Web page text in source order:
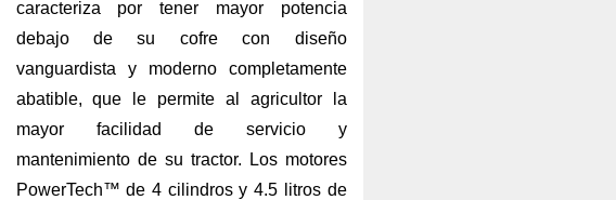
caracteriza por tener mayor potencia
debajo de su cofre con diseño
vanguardista y moderno completamente
abatible, que le permite al agricultor la
mayor facilidad de servicio y
mantenimiento de su tractor. Los motores
PowerTech™ de 4 cilindros y 4.5 litros de